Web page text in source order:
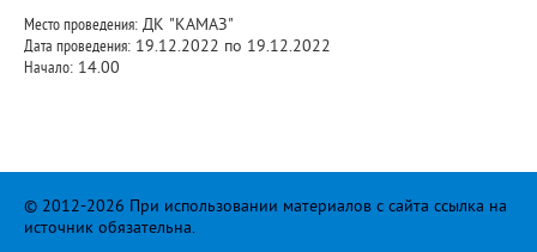
Место проведения: ДК "КАМАЗ"
Дата проведения: 19.12.2022 по 19.12.2022
Начало: 14.00
© 2012-2026 При использовании материалов с сайта ссылка на
источник обязательна.